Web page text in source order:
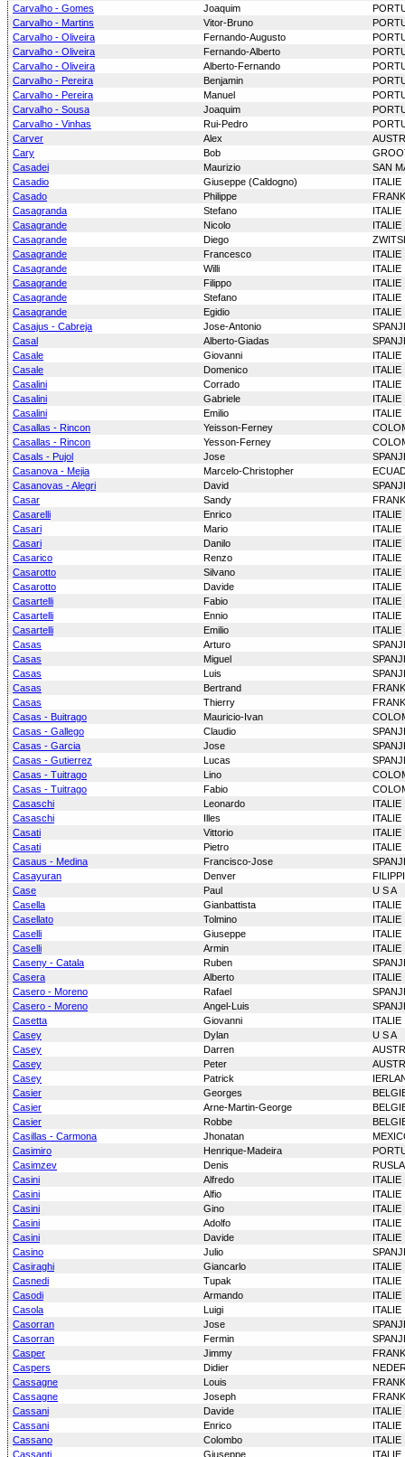
Carvalho - Gomes
Joaquim
Carvalho - Martins
Vitor-Bruno
Carvalho - Oliveira
Fernando-Augusto
Carvalho - Oliveira
Fernando-Alberto
Carvalho - Oliveira
Alberto-Fernando
Carvalho - Pereira
Benjamin
Carvalho - Pereira
Manuel
Carvalho - Sousa
Joaquim
Carvalho - Vinhas
Rui-Pedro
Carver
Alex
Cary
Bob
Casadei
Maurizio
SAN
Casadio
Giuseppe (Caldogno)
ITALIE
Casado
Philippe
Casagranda
Stefano
ITALIE
Casagrande
Nicolo
ITALIE
Casagrande
Diego
Casagrande
Francesco
ITALIE
Casagrande
Willi
ITALIE
Casagrande
Filippo
ITALIE
Casagrande
Stefano
ITALIE
Casagrande
Egidio
ITALIE
Casajus - Cabreja
Jose-Antonio
Casal
Alberto-Giadas
Casale
Giovanni
ITALIE
Casale
Domenico
ITALIE
Casalini
Corrado
ITALIE
Casalini
Gabriele
ITALIE
Casalini
Emilio
ITALIE
Casallas - Rincon
Yeisson-Ferney
Casallas - Rincon
Yesson-Ferney
Casals - Pujol
Jose
Casanova - Mejia
Marcelo-Christopher
Casanovas - Alegri
David
Casar
Sandy
Casarelli
Enrico
ITALIE
Casari
Mario
ITALIE
Casari
Danilo
ITALIE
Casarico
Renzo
ITALIE
Casarotto
Silvano
ITALIE
Casarotto
Davide
ITALIE
Casartelli
Fabio
ITALIE
Casartelli
Ennio
ITALIE
Casartelli
Emilio
ITALIE
Casas
Arturo
Casas
Miguel
Casas
Luis
Casas
Bertrand
Casas
Thierry
Casas - Buitrago
Mauricio-Ivan
Casas - Gallego
Claudio
Casas - Garcia
Jose
Casas - Gutierrez
Lucas
Casas - Tuitrago
Lino
Casas - Tuitrago
Fabio
Casaschi
Leonardo
ITALIE
Casaschi
Illes
ITALIE
Casati
Vittorio
ITALIE
Casati
Pietro
ITALIE
Casaus - Medina
Francisco-Jose
Casayuran
Denver
Case
Paul
U S A
Casella
Gianbattista
ITALIE
Casellato
Tolmino
ITALIE
Caselli
Giuseppe
ITALIE
Caselli
Armin
ITALIE
Caseny - Catala
Ruben
Casera
Alberto
ITALIE
Casero - Moreno
Rafael
Casero - Moreno
Angel-Luis
Casetta
Giovanni
ITALIE
Casey
Dylan
U S A
Casey
Darren
Casey
Peter
Casey
Patrick
Casier
Georges
Casier
Arne-Martin-George
Casier
Robbe
Casillas - Carmona
Jhonatan
Casimiro
Henrique-Madeira
Casimzev
Denis
Casini
Alfredo
ITALIE
Casini
Alfio
ITALIE
Casini
Gino
ITALIE
Casini
Adolfo
ITALIE
Casini
Davide
ITALIE
Casino
Julio
Casiraghi
Giancarlo
ITALIE
Casnedi
Tupak
ITALIE
Casodi
Armando
ITALIE
Casola
Luigi
ITALIE
Casorran
Jose
Casorran
Fermin
Casper
Jimmy
Caspers
Didier
Cassagne
Louis
Cassagne
Joseph
Cassani
Davide
ITALIE
Cassani
Enrico
ITALIE
Cassano
Colombo
ITALIE
Cassanti
Giuseppe ITALIE